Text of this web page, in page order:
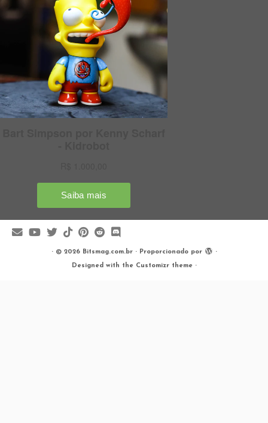
· © 2026 Bitsmag.com.br· Proporcionado por ·
Designed with the Customizr theme ·